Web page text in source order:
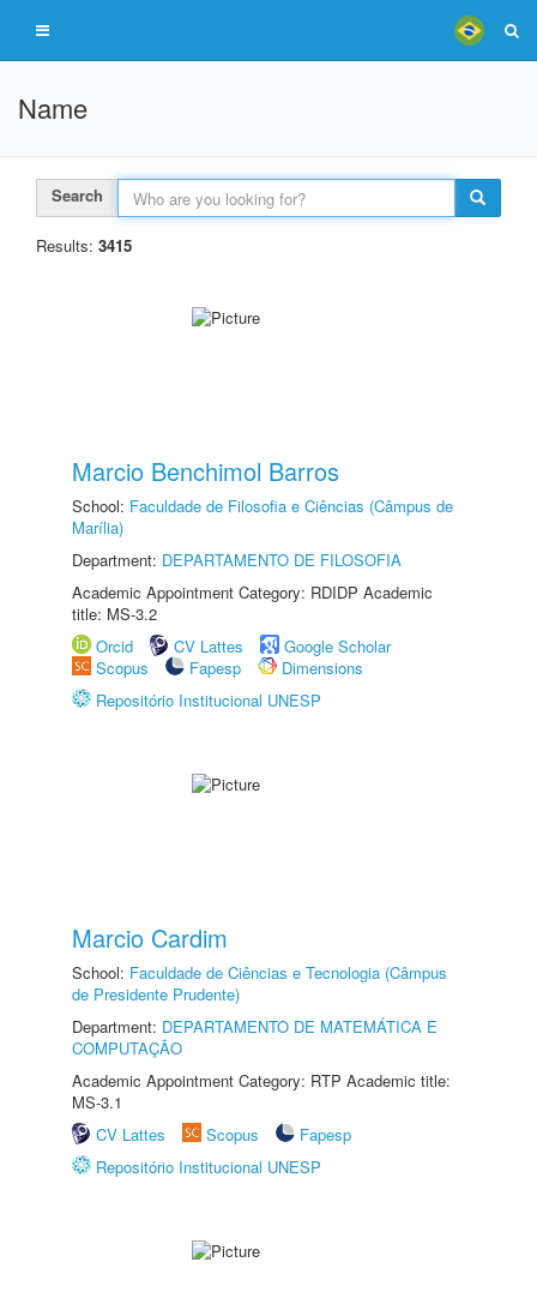
Name
Search
Results: 3415
Marcio Benchimol Barros
School: Faculdade de Filosofia e Ciências (Câmpus de
Marília)
Department: DEPARTAMENTO DE FILOSOFIA
Academic Appointment Category: RDIDP Academic
title: MS-3.2
Orcid
CV Lattes
Google Scholar
Scopus
Fapesp
Dimensions
Repositório Institucional UNESP
Marcio Cardim
School: Faculdade de Ciências e Tecnologia (Câmpus
de Presidente Prudente)
Department: DEPARTAMENTO DE MATEMÁTICA E
COMPUTAÇÃO
Academic Appointment Category: RTP Academic title:
MS-3.1
CV Lattes
Scopus
Fapesp
Repositório Institucional UNESP